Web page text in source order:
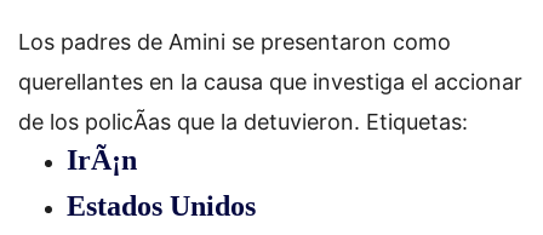
Los padres de Amini se presentaron como
querellantes en la causa que investiga el accionar
de los policÃ­as que la detuvieron. Etiquetas:
IrÃ¡n
Estados Unidos